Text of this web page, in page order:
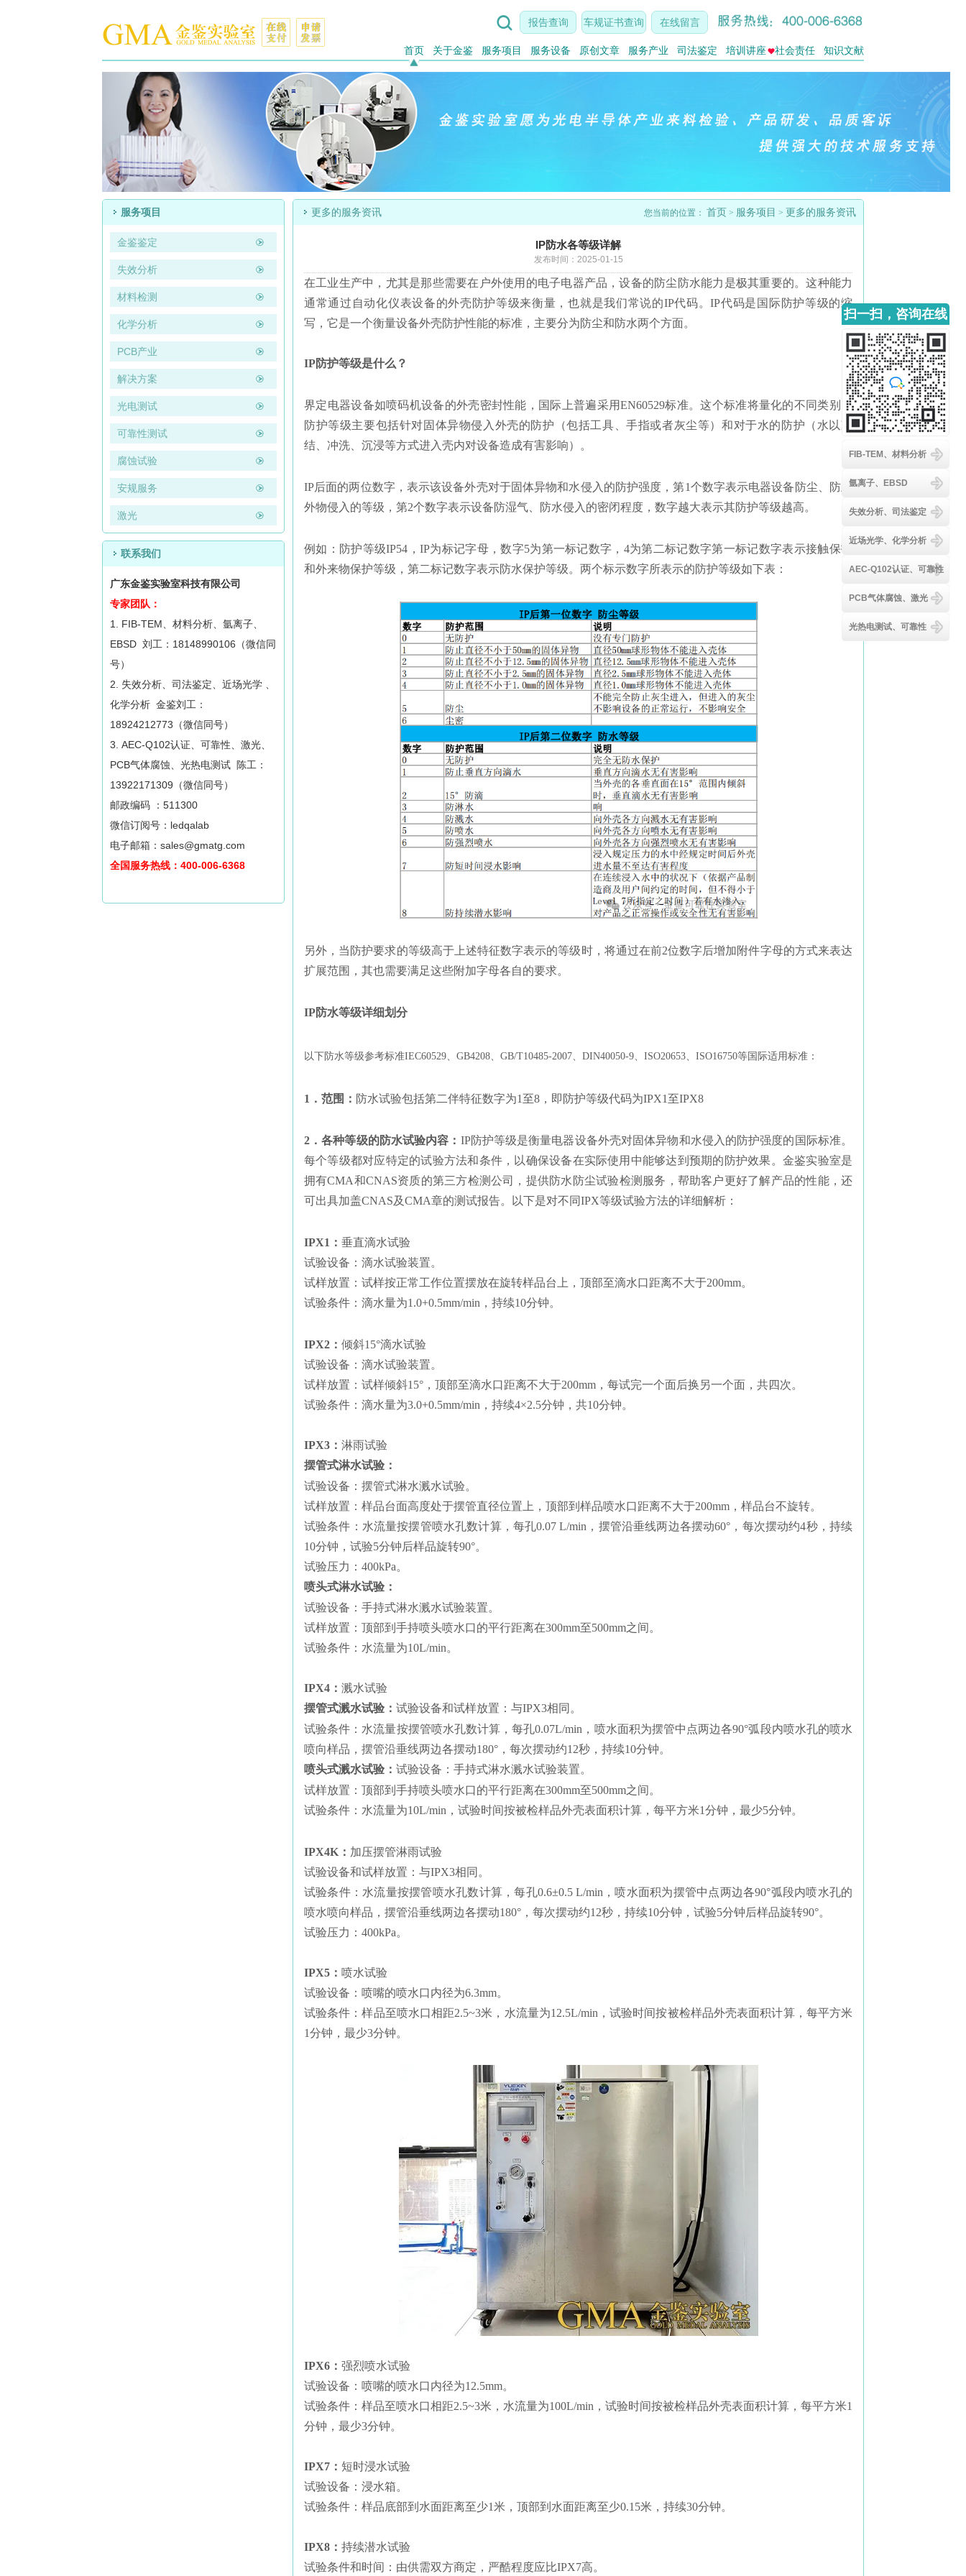
在线留言
车规证书查询
报告查询

首页 关于金鉴 服务项目 服务设备 原创文章 服务产业 司法鉴定 培训讲座 社会责任 知识文献
服务项目
金鉴鉴定
失效分析
材料检测
化学分析
PCB产业
解决方案
光电测试
可靠性测试
腐蚀试验
安规服务
激光
联系我们
广东金鉴实验室科技有限公司
专家团队：
1. FIB-TEM、材料分析、氩离子、
EBSD 刘工：18148990106（微信同
号）
2. 失效分析、司法鉴定、近场光学 、
化学分析 金鉴刘工：
18924212773（微信同号）
3. AEC-Q102认证、可靠性、激光、
PCB气体腐蚀、光热电测试 陈工：
13922171309（微信同号）
邮政编码 ：511300
微信订阅号：ledqalab
电子邮箱：sales@gmatg.com
全国服务热线：400-006-6368
更多的服务资讯 您当前的位置： 首页 > 服务项目 > 更多的服务资讯
IP防水各等级详解
发布时间：2025-01-15
在工业生产中，尤其是那些需要在户外使用的电子电器产品，设备的防尘防水能力是极其重要的。这种能力
通常通过自动化仪表设备的外壳防护等级来衡量，也就是我们常说的IP代码。IP代码是国际防护等级的缩
写，它是一个衡量设备外壳防护性能的标准，主要分为防尘和防水两个方面。
IP防护等级是什么？
界定电器设备如喷码机设备的外壳密封性能，国际上普遍采用EN60529标准。这个标准将量化的不同类别的
防护等级主要包括针对固体异物侵入外壳的防护（包括工具、手指或者灰尘等）和对于水的防护（水以凝
结、冲洗、沉浸等方式进入壳内对设备造成有害影响）。
IP后面的两位数字，表示该设备外壳对于固体异物和水侵入的防护强度，第1个数字表示电器设备防尘、防止
外物侵入的等级，第2个数字表示设备防湿气、防水侵入的密闭程度，数字越大表示其防护等级越高。
例如：防护等级IP54，IP为标记字母，数字5为第一标记数字，4为第二标记数字第一标记数字表示接触保护
和外来物保护等级，第二标记数字表示防水保护等级。两个标示数字所表示的防护等级如下表：
另外，当防护要求的等级高于上述特征数字表示的等级时，将通过在前2位数字后增加附件字母的方式来表达
扩展范围，其也需要满足这些附加字母各自的要求。
IP防水等级详细划分
以下防水等级参考标准IEC60529、GB4208、GB/T10485-2007、DIN40050-9、ISO20653、ISO16750等国际适用标准：
1．范围： 防水试验包括第二伴特征数字为1至8，即防护等级代码为IPX1至IPX8
2．各种等级的防水试验内容： IP防护等级是衡量电器设备外壳对固体异物和水侵入的防护强度的国际标准。
每个等级都对应特定的试验方法和条件，以确保设备在实际使用中能够达到预期的防护效果。金鉴实验室是
拥有CMA和CNAS资质的第三方检测公司，提供防水防尘试验检测服务，帮助客户更好了解产品的性能，还
可出具加盖CNAS及CMA章的测试报告。以下是对不同IPX等级试验方法的详细解析：
IPX1： 垂直滴水试验
试验设备：滴水试验装置。
试样放置：试样按正常工作位置摆放在旋转样品台上，顶部至滴水口距离不大于200mm。
试验条件：滴水量为1.0+0.5mm/min，持续10分钟。
IPX2： 倾斜15°滴水试验
试验设备：滴水试验装置。
试样放置：试样倾斜15°，顶部至滴水口距离不大于200mm，每试完一个面后换另一个面，共四次。
试验条件：滴水量为3.0+0.5mm/min，持续4×2.5分钟，共10分钟。
IPX3： 淋雨试验
摆管式淋水试验：
试验设备：摆管式淋水溅水试验。
试样放置：样品台面高度处于摆管直径位置上，顶部到样品喷水口距离不大于200mm，样品台不旋转。
试验条件：水流量按摆管喷水孔数计算，每孔0.07 L/min，摆管沿垂线两边各摆动60°，每次摆动约4秒，持续
10分钟，试验5分钟后样品旋转90°。
试验压力：400kPa。
喷头式淋水试验：
试验设备：手持式淋水溅水试验装置。
试样放置：顶部到手持喷头喷水口的平行距离在300mm至500mm之间。
试验条件：水流量为10L/min。
IPX4： 溅水试验
摆管式溅水试验： 试验设备和试样放置：与IPX3相同。
试验条件：水流量按摆管喷水孔数计算，每孔0.07L/min，喷水面积为摆管中点两边各90°弧段内喷水孔的喷水
喷向样品，摆管沿垂线两边各摆动180°，每次摆动约12秒，持续10分钟。
喷头式溅水试验： 试验设备：手持式淋水溅水试验装置。
试样放置：顶部到手持喷头喷水口的平行距离在300mm至500mm之间。
试验条件：水流量为10L/min，试验时间按被检样品外壳表面积计算，每平方米1分钟，最少5分钟。
IPX4K： 加压摆管淋雨试验
试验设备和试样放置：与IPX3相同。
试验条件：水流量按摆管喷水孔数计算，每孔0.6±0.5 L/min，喷水面积为摆管中点两边各90°弧段内喷水孔的
喷水喷向样品，摆管沿垂线两边各摆动180°，每次摆动约12秒，持续10分钟，试验5分钟后样品旋转90°。
试验压力：400kPa。
IPX5： 喷水试验
试验设备：喷嘴的喷水口内径为6.3mm。
试验条件：样品至喷水口相距2.5~3米，水流量为12.5L/min，试验时间按被检样品外壳表面积计算，每平方米
1分钟，最少3分钟。
IPX6： 强烈喷水试验
试验设备：喷嘴的喷水口内径为12.5mm。
试验条件：样品至喷水口相距2.5~3米，水流量为100L/min，试验时间按被检样品外壳表面积计算，每平方米1
分钟，最少3分钟。
IPX7： 短时浸水试验
试验设备：浸水箱。
试验条件：样品底部到水面距离至少1米，顶部到水面距离至少0.15米，持续30分钟。
IPX8： 持续潜水试验
试验条件和时间：由供需双方商定，严酷程度应比IPX7高。
扫一扫，咨询在线
客服
FIB-TEM、材料分析
氩离子、EBSD
失效分析、司法鉴定
近场光学、化学分析
AEC-Q102认证、可靠性
PCB气体腐蚀、激光
光热电测试、可靠性